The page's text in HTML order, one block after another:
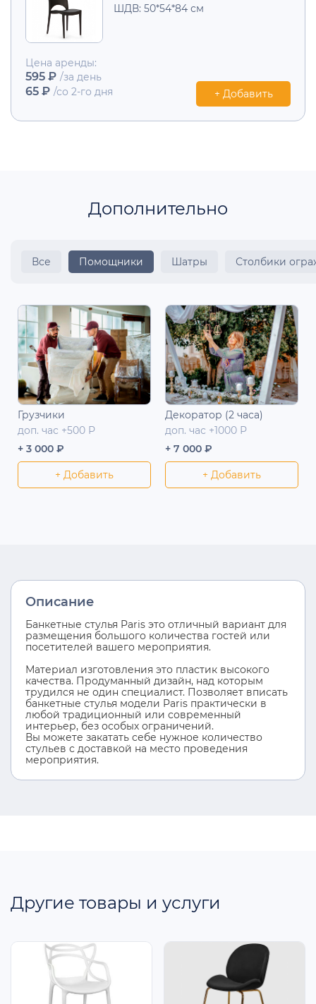
ШДВ: 50*54*84 см
Цена аренды:
595 ₽ /за день
65 ₽ /со 2-го дня + Добавить
Дополнительно
Все Помощники Шатры Столбики
Грузчики
доп. час +500 Р
+ 3 000 ₽
+ Добавить
Декоратор (2 часа)
доп. час +1000 Р
+ 7 000 ₽
+ Добавить
Описание
Банкетные стулья Paris это отличный вариант для
размещения большого количества гостей или
посетителей вашего мероприятия.
Материал изготовления это пластик высокого
качества. Продуманный дизайн, над которым
трудился не один специалист. Позволяет вписать
банкетные стулья модели Paris практически в
любой традиционный или современный
интерьер, без особых ограничений.
Вы можете закатать себе нужное количество
стульев с доставкой на место проведения
мероприятия.
Другие товары и услуги